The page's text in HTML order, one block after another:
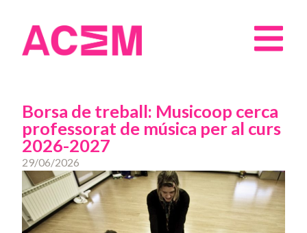
Borsa de treball: Musicoop cerca
professorat de música per al curs
2026-2027
29/06/2026